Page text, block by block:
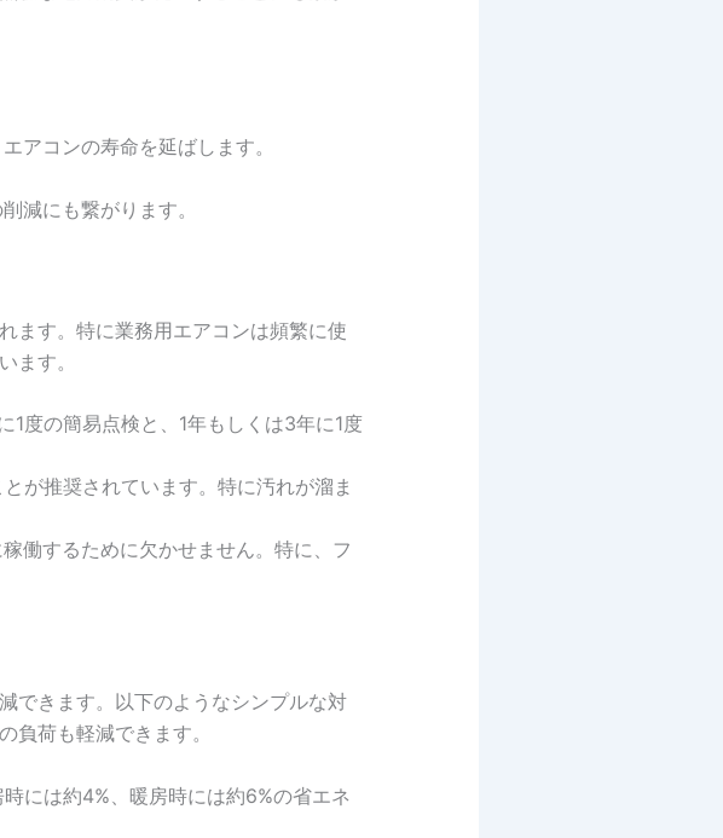
アコンの寿命を延ばします。
減にも繋がります。
ます。特に業務用エアコンは頻繁に使
ます。
1度の簡易点検と、1年もしくは3年に1度
が推奨されています。特に汚れが溜ま
働するために欠かせません。特に、フ
できます。以下のようなシンプルな対
負荷も軽減できます。
には約4%、暖房時には約6%の省エネ